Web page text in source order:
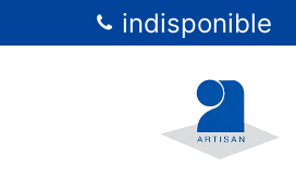
indisponible